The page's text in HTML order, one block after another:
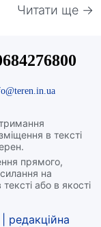
Читати ще →
в тексті
прямого,
на
або в якості
редакційна